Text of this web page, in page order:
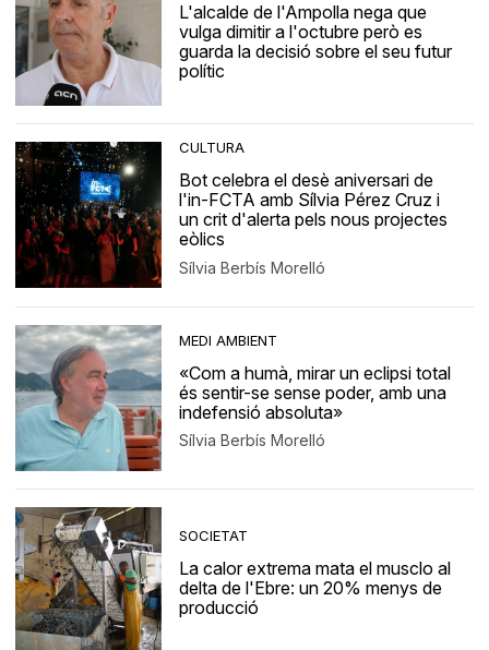
L'alcalde de l'Ampolla nega que
vulga dimitir a l'octubre però es
guarda la decisió sobre el seu futur
polític
CULTURA
Bot celebra el desè aniversari de
l'in-FCTA amb Sílvia Pérez Cruz i
un crit d'alerta pels nous projectes
eòlics
Sílvia Berbís Morelló
MEDI AMBIENT
«Com a humà, mirar un eclipsi total
és sentir-se sense poder, amb una
indefensió absoluta»
Sílvia Berbís Morelló
SOCIETAT
La calor extrema mata el musclo al
delta de l'Ebre: un 20% menys de
producció